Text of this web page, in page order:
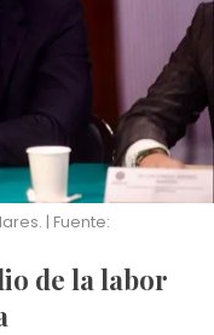
| Fuente: